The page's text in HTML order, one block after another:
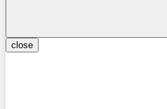
close